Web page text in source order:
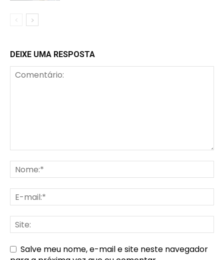
DEIXE UMA RESPOSTA
Salve meu nome, e-mail e site neste navegador